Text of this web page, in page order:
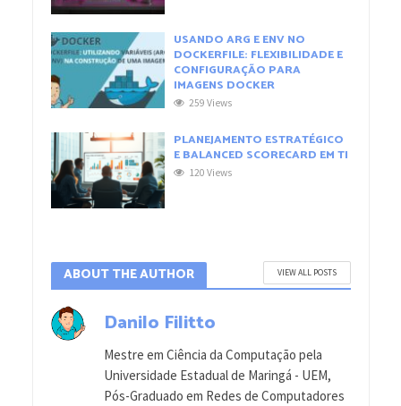
USANDO ARG E ENV NO
DOCKERFILE: FLEXIBILIDADE E
CONFIGURAÇÃO PARA
IMAGENS DOCKER
259 Views
PLANEJAMENTO ESTRATÉGICO
E BALANCED SCORECARD EM TI
120 Views
ABOUT THE AUTHOR VIEW ALL POSTS
Danilo Filitto
Mestre em Ciência da Computação pela
Universidade Estadual de Maringá - UEM,
Pós-Graduado em Redes de Computadores